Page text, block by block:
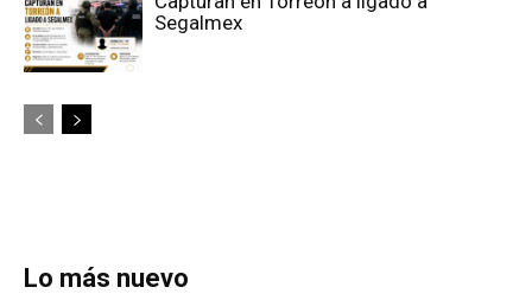
Segalmex
Lo más nuevo